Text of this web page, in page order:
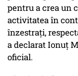
pentru a crea un
activitatea în
înzestraţi,
a declarat Ionuț
oficial.